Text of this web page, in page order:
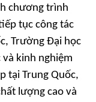
chương trình
tục công tác
Trường Đại học
kinh nghiệm
tại Trung Quốc,
lượng cao và